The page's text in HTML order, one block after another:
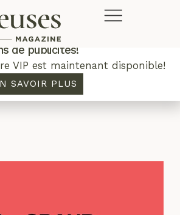
lecture
concours. Plus de rabais.
de publicités!
VIP est maintenant disponible!
SAVOIR PLUS